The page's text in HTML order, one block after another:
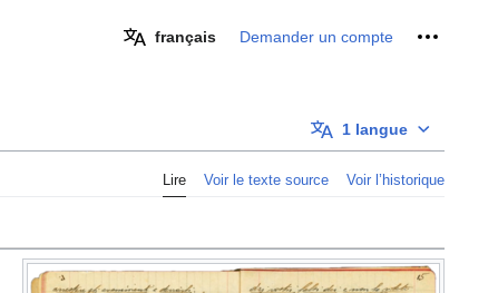
français Demander un compte Outils
1 langue
Lire Voir le texte source Voir l’historique